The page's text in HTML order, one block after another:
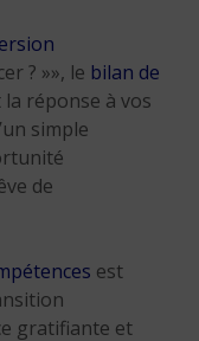
? »», le bilan de
la réponse à vos
simple
de
est
gratifiante et